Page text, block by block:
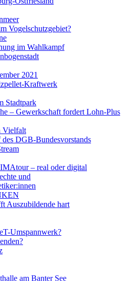
Vogelschutzgebiet?
im Wahlkampf
2021
Kraftwerk
Stadtpark
– Gewerkschaft fordert Lohn-Plus
Vielfalt
DGB-Bundesvorstands
– real oder digital
und
Auszubildende hart
Umspannwerk?
am Banter See